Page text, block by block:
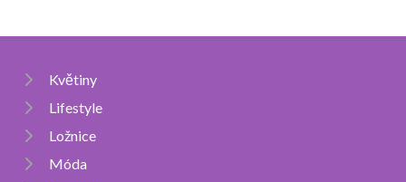
Květiny
Lifestyle
Ložnice
Móda